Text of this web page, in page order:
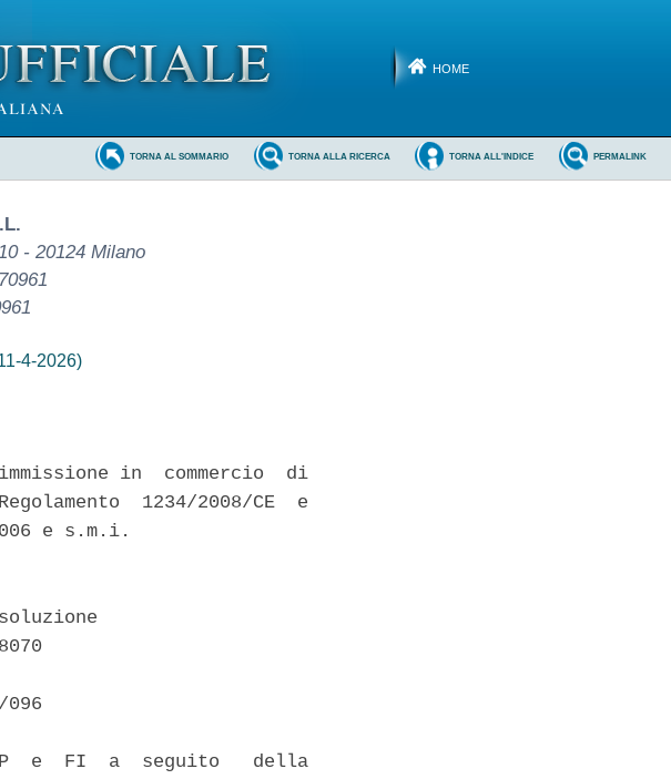
HOME
PERMALINK
TORNA ALL'INDICE
TORNA ALLA RICERCA
TORNA AL SOMMARIO
- 20124 Milano
4-2026)
in  commercio  di
1234/2008/CE  e
e s.m.i.
096
e  FI  a  seguito   della